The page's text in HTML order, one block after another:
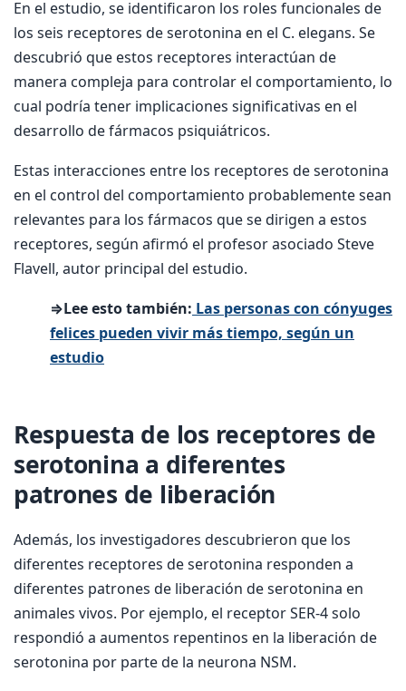
En el estudio, se identificaron los roles funcionales de
los seis receptores de serotonina en el C. elegans. Se
descubrió que estos receptores interactúan de
manera compleja para controlar el comportamiento, lo
cual podría tener implicaciones significativas en el
desarrollo de fármacos psiquiátricos.
Estas interacciones entre los receptores de serotonina
en el control del comportamiento probablemente sean
relevantes para los fármacos que se dirigen a estos
receptores, según afirmó el profesor asociado Steve
Flavell, autor principal del estudio.
⇒Lee esto también: Las personas con cónyuges
felices pueden vivir más tiempo, según un
estudio
Respuesta de los receptores de
serotonina a diferentes
patrones de liberación
Además, los investigadores descubrieron que los
diferentes receptores de serotonina responden a
diferentes patrones de liberación de serotonina en
animales vivos. Por ejemplo, el receptor SER-4 solo
respondió a aumentos repentinos en la liberación de
serotonina por parte de la neurona NSM.